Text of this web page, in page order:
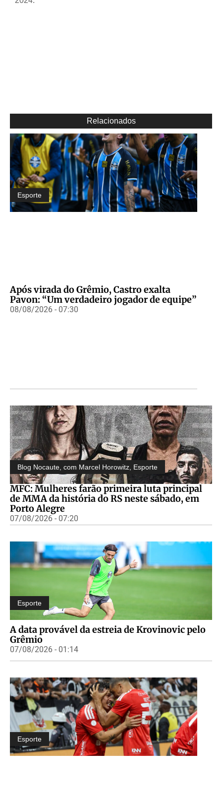
Relacionados
Esporte
Após virada do Grêmio, Castro exalta
Pavon: “Um verdadeiro jogador de equipe”
08/08/2026 - 07:30
Blog Nocaute, com Marcel Horowitz Esporte
MFC: Mulheres farão primeira luta principal
de MMA da história do RS neste sábado, em
Porto Alegre
07/08/2026 - 07:20
Esporte
A data provável da estreia de Krovinovic pelo
Grêmio
07/08/2026 - 01:14
Esporte